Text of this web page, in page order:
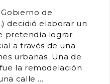
de
decidió elaborar un
pretendía lograr
a través de una
urbanas. Una de
la remodelación
calle